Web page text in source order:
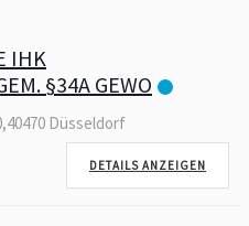
IHK
§34A GEWO
Düsseldorf
DETAILS ANZEIGEN